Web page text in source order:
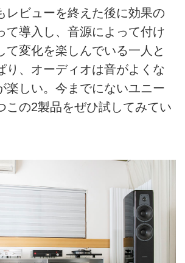
ビューを終えた後に効果の
て導入し、音源によって付け
て変化を楽しんでいる一人と
り、オーディオは音がよくな
楽しい。今までにないユニー
この2製品をぜひ試してみてい